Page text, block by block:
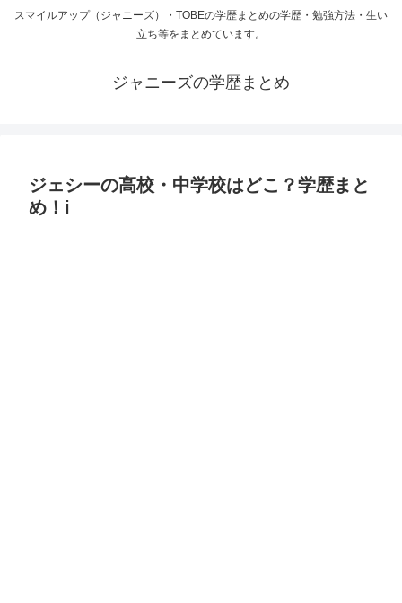
スマイルアップ（ジャニーズ）・TOBEの学歴まとめの学歴・勉強方法・生い
立ち等をまとめています。
ジャニーズの学歴まとめ
ジェシーの高校・中学校はどこ？学歴まと
め！i